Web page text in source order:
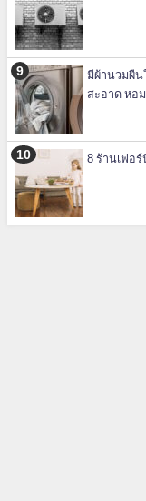
มีผ้านวมผืน
สะอาด หอ
8 ร้านเฟอร์